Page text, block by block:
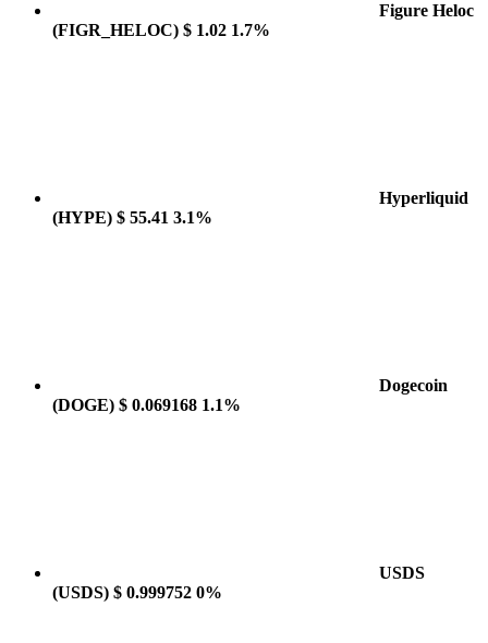
Figure Heloc
(FIGR_HELOC) $ 1.02 1.7%
Hyperliquid
(HYPE) $ 55.41 3.1%
Dogecoin
(DOGE) $ 0.069168 1.1%
USDS
(USDS) $ 0.999752 0%